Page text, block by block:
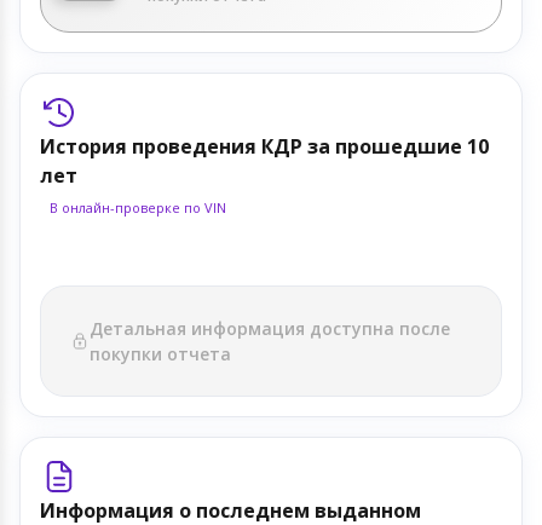
История проведения КДР за прошедшие 10
лет
В онлайн-проверке по VIN
Детальная информация доступна после
покупки отчета
Информация о последнем выданном